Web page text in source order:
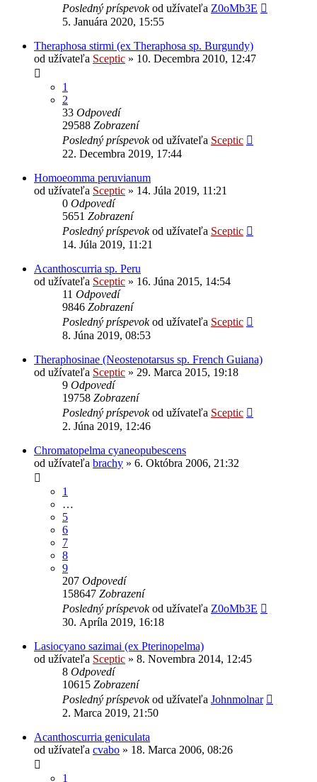
Posledný príspevokod užívateľa Z0oMb3E
5. Januára 2020, 15:55
Theraphosa stirmi (ex Theraphosa sp. Burgundy)
od užívateľa Sceptic » 10. Decembra 2010, 12:47
1
2
33 Odpovedí
29588 Zobrazení
Posledný príspevokod užívateľa Sceptic
22. Decembra 2019, 17:44
Homoeomma peruvianum
od užívateľa Sceptic » 14. Júla 2019, 11:21
0 Odpovedí
5651 Zobrazení
Posledný príspevokod užívateľa Sceptic
14. Júla 2019, 11:21
Acanthoscurria sp. Peru
od užívateľa Sceptic » 16. Júna 2015, 14:54
11 Odpovedí
9846 Zobrazení
Posledný príspevokod užívateľa Sceptic
8. Júna 2019, 08:53
Theraphosinae (Neostenotarsus sp. French Guiana)
od užívateľa Sceptic » 29. Marca 2015, 19:18
9 Odpovedí
19758 Zobrazení
Posledný príspevokod užívateľa Sceptic
2. Júna 2019, 12:46
Chromatopelma cyaneopubescens
od užívateľa brachy » 6. Októbra 2006, 21:32
1
…
5
6
7
8
9
207 Odpovedí
158647 Zobrazení
Posledný príspevokod užívateľa Z0oMb3E
30. Apríla 2019, 16:18
Lasiocyano sazimai (ex Pterinopelma)
od užívateľa Sceptic » 8. Novembra 2014, 12:45
8 Odpovedí
10615 Zobrazení
Posledný príspevokod užívateľa Johnmolnar
2. Marca 2019, 21:50
Acanthoscurria geniculata
od užívateľa cvabo » 18. Marca 2006, 08:26
1